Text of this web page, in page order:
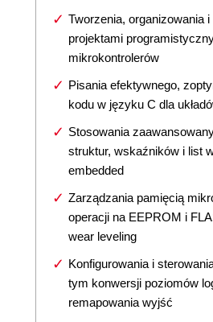
Tworzenia, organizowania
projektami
mikrokontrolerów
Pisania efektywnego,
kodu w języku C dla
Stosowania
struktur, wskaźników i list
embedded
Zarządzania pamięcią
operacji na EEPROM i
wear leveling
Konfigurowania i
tym konwersji poziomów
remapowania wyjść